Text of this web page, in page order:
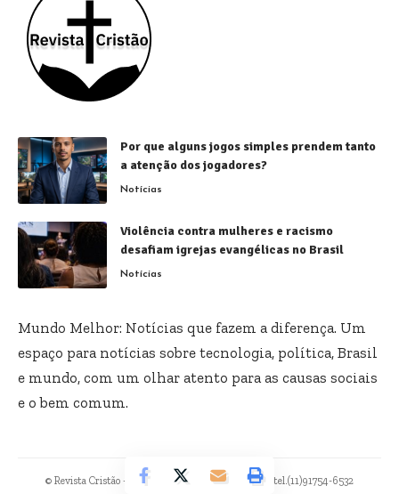
Por que alguns jogos simples prendem tanto
a atenção dos jogadores?
Notícias
Violência contra mulheres e racismo
desafiam igrejas evangélicas no Brasil
Notícias
Mundo Melhor: Notícias que fazem a diferença. Um
espaço para notícias sobre tecnologia, política, Brasil
e mundo, com um olhar atento para as causas sociais
e o bem comum.
© Revista Cristão - contato@revistacristao.com.br - tel.(11)91754-6532